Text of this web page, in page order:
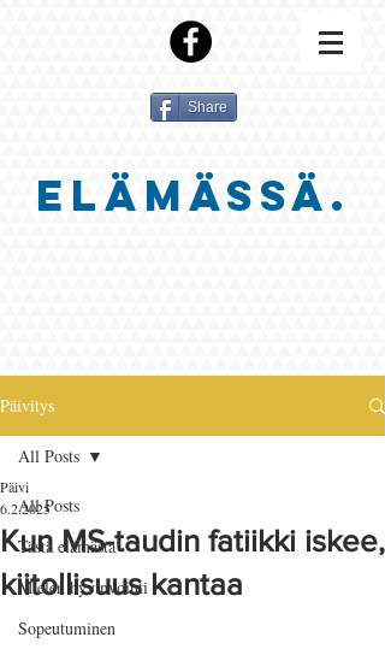
Share
ELÄMÄSSÄ.
Päivitys
All Posts
Tästä elämästä
Mielen hyvinvointi
Sopeutuminen
All Posts
Kun MS-taudin fatiikki iskee,
kiitollisuus kantaa
Päivi
6.2.2025